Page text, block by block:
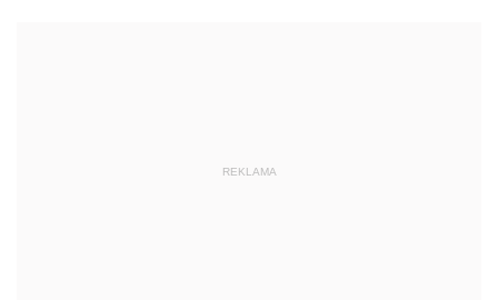
REKLAMA